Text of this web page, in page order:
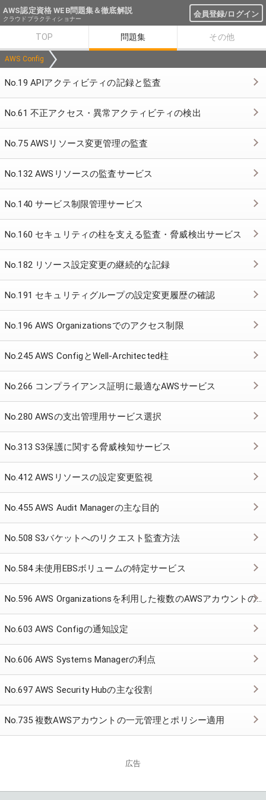
AWS認定資格 WEB問題集＆徹底解説 会員登録/ログイン
クラウドプラクティショナー
TOP 問題集 その他
AWS Config
No.19 APIアクティビティの記録と監査
No.61 不正アクセス・異常アクティビティの検出
No.75 AWSリソース変更管理の監査
No.132 AWSリソースの監査サービス
No.140 サービス制限管理サービス
No.160 セキュリティの柱を支える監査・脅威検出サービス
No.182 リソース設定変更の継続的な記録
No.191 セキュリティグループの設定変更履歴の確認
No.196 AWS Organizationsでのアクセス制限
No.245 AWS ConfigとWell-Architected柱
No.266 コンプライアンス証明に最適なAWSサービス
No.280 AWSの支出管理用サービス選択
No.313 S3保護に関する脅威検知サービス
No.412 AWSリソースの設定変更監視
No.455 AWS Audit Managerの主な目的
No.508 S3バケットへのリクエスト監査方法
No.584 未使用EBSボリュームの特定サービス
No.596 AWS Organizationsを利用した複数のAWSアカウントの管理
No.603 AWS Configの通知設定
No.606 AWS Systems Managerの利点
No.697 AWS Security Hubの主な役割
No.735 複数AWSアカウントの一元管理とポリシー適用
広告